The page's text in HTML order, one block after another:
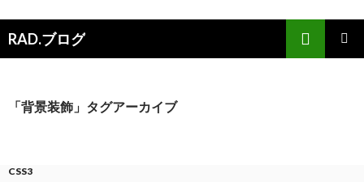
RAD.ブログ
「背景装飾」タグアーカイブ
CSS3